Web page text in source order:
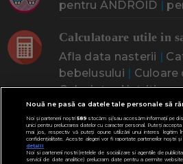
pentru ANDROID |
Calculatoare utile in
Afla data nasterii |
bebelusului | Culoare
Calculator Nutritie
CINE ESTI? CE CAUTI?
Doresc un copil Adoptia Probleme
Nouă ne pasă ca datele tale personale să
Noi și partenerii noștri589stocăm și/sau accesăm informații pe
unici pentru prelucrarea datelor cu caracter personal. Puteți
mai jos, respectiv vă puteți opune utilizării unui interes legitim
confidențialitate. Aceste alegeri vor fi raportate partenerilor noștri
detalii
Noi si partenerii nostri (retelele de socializare si agentiile de
servicii de date analitice) prelucram date pentru a permite